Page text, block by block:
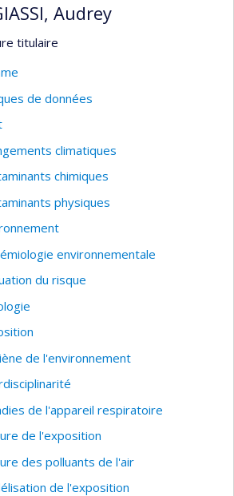
Audrey
titulaire
de données
climatiques
chimiques
physiques
environnementale
du risque
de l'environnement
de l'appareil respiratoire
de l'exposition
des polluants de l'air
de l'exposition